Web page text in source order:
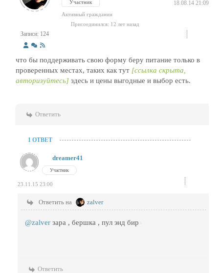
Записи: 124
Участник 18.08.14 21:09
Активный гражданин
Присоединился: 12 лет назад
что бы поддерживать свою форму беру питание только в
проверенных местах, таких как тут [ссылка скрыта,
авторизуйтесь] здесь и цены выгодные и выбор есть.
Ответить
1 ОТВЕТ
dreamer41
Участник
23.11.15 23:00
Ответить на zalver
@zalver зара , бершка , пул энд бир
Ответить